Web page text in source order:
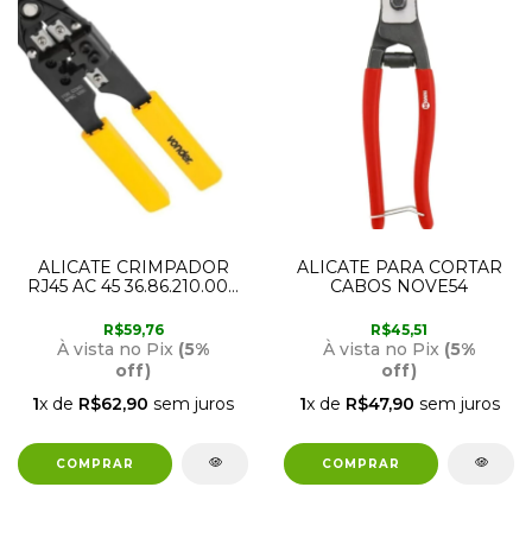
ALICATE CRIMPADOR
RJ45 AC 45 36.86.210.000
R$59,76
À vista no Pix (5%
off)
1x de R$62,90 sem juros
ALICATE PARA CORTAR
CABOS NOVE54
R$45,51
À vista no Pix (5%
off)
1x de R$47,90 sem juros